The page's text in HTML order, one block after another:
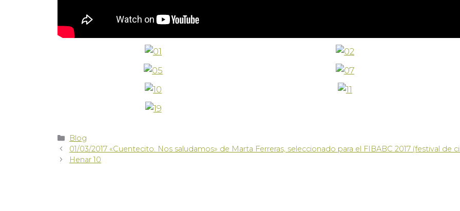
Blog
01/03/2017 «Cuentecito. Nos saludamos» de Marta Ferreras, seleccionado para el FIBABC 2017 (festival de
Henar 10